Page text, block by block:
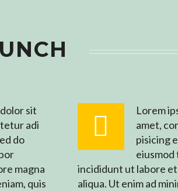
sit
adi
do
magna
quis


Lorem
amet,
pisicing
incididunt ut labore
aliqua. Ut enim ad